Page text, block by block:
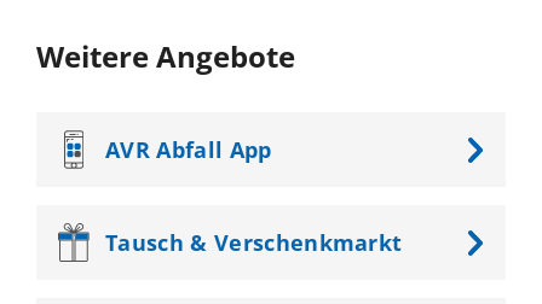
Weitere Angebote
AVRAbfall App
Tausch & Verschenkmarkt